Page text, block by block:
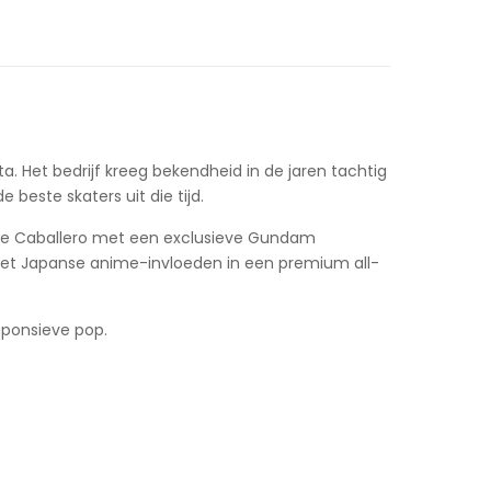
Het bedrijf kreeg bekendheid in de jaren tachtig
beste skaters uit die tijd.
Caballero met een exclusieve Gundam
Japanse anime-invloeden in een premium all-
pop.